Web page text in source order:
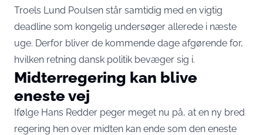
Troels Lund Poulsen står samtidig med en vigtig
deadline som kongelig undersøger allerede i næste
uge. Derfor bliver de kommende dage afgørende for,
hvilken retning dansk politik bevæger sig i.
Midterregering kan blive
eneste vej
Ifølge Hans Redder peger meget nu på, at en ny bred
regering hen over midten kan ende som den eneste